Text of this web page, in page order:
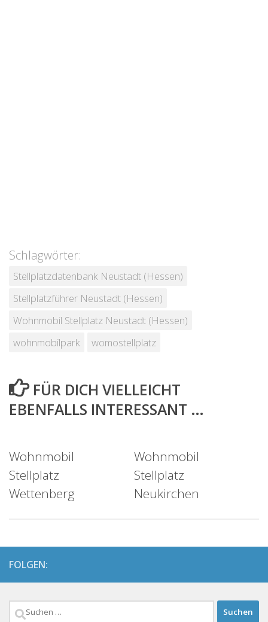
Schlagwörter:
Stellplatzdatenbank Neustadt (Hessen)
Stellplatzführer Neustadt (Hessen)
Wohnmobil Stellplatz Neustadt (Hessen)
wohnmobilpark
womostellplatz
FÜR DICH VIELLEICHT
EBENFALLS INTERESSANT …
Wohnmobil
Stellplatz
Wettenberg
Wohnmobil
Stellplatz
Neukirchen
FOLGEN:
Suchen